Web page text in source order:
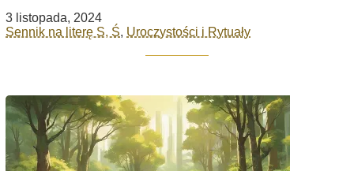
3 listopada, 2024
Sennik na literę S, Ś, Uroczystości i Rytuały